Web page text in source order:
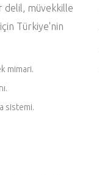
delil, müvekkille
Türkiye'nin
mimari.
sistemi.